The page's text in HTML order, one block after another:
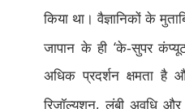
किया था। वैज्ञानिकों के
जापान के ही ‘के-सुपर
अधिक प्रदर्शन क्षमता
रिज़ॉल्यूशन,लंबी अवधि और